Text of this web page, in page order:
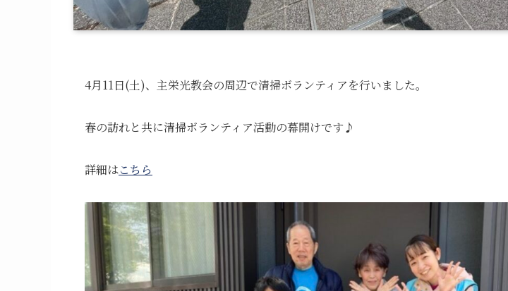
4月11日(土)、主栄光教会の周辺で清掃ボランティアを行いました。
春の訪れと共に清掃ボランティア活動の幕開けです♪
詳細はこちら